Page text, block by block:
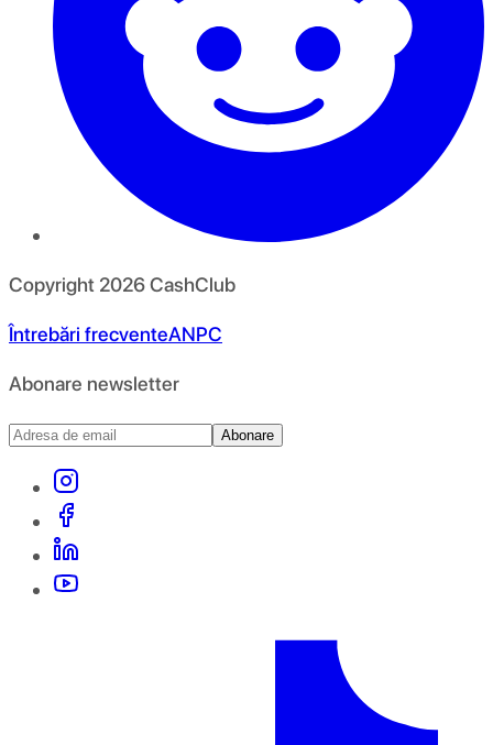
Copyright 2026CashClub
Întrebări frecventeANPC
Abonare newsletter
Abonare